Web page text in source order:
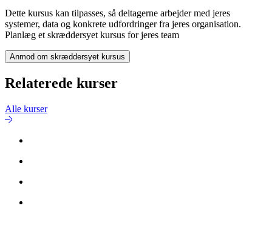
Dette kursus kan tilpasses, så deltagerne arbejder med jeres
systemer, data og konkrete udfordringer fra jeres organisation.
Planlæg et skræddersyet kursus for jeres team
Anmod om skræddersyet kursus
Relaterede kurser
Alle kurser